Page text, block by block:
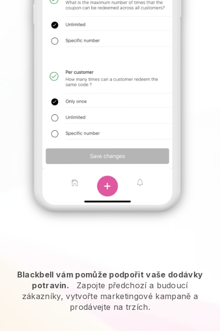
Blackbell vám pomůže podpořit vaše dodávky
potravin.
Zapojte předchozí a budoucí
zákazníky, vytvořte marketingové kampaně a
prodávejte na trzích.